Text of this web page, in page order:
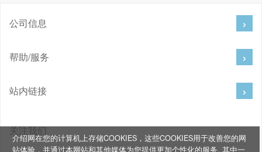
介绍网在您的计算机上存储COOKIES，这些COOKIES用于改善您的网
站体验，并通过本网站和其他媒体为您提供更加个性化的服务, 其中一
公司信息
帮助/服务
站内链接
关注我们